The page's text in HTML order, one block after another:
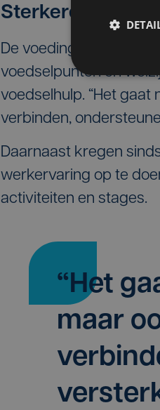
Sterkere sociale
De voeding komt
voedselpunten en
voedselhulp. “Het gaat
verbinden,
Daarnaast kregen
werkervaring op te
activiteiten en stages.
“Het
maar